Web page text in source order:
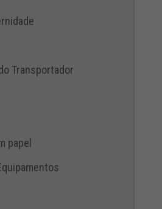
Transportador
papel